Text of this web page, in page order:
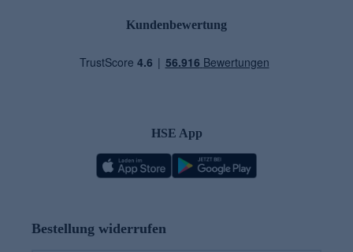
Kundenbewertung
HSE App
Bestellung widerrufen